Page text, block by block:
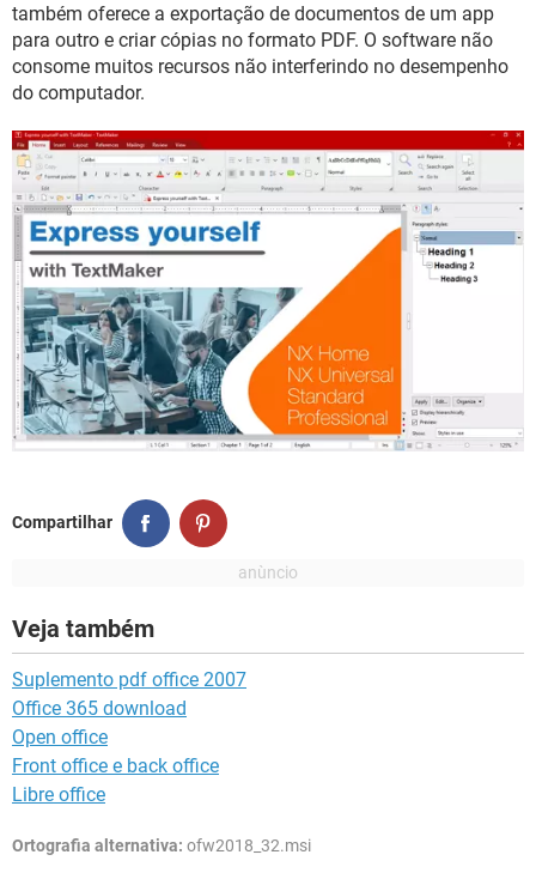
também oferece a exportação de documentos de um app
para outro e criar cópias no formato PDF. O software não
consome muitos recursos não interferindo no desempenho
do computador.
Compartilhar
Veja também
Suplemento pdf office 2007
Office 365 download
Open office
Front office e back office
Libre office
Ortografia alternativa: ofw2018_32.msi